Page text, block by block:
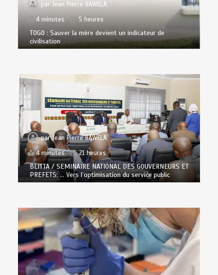
parJean Pierre BAWELA
4 minutes
5 heures
TOGO : Sauver la mère devient un indicateur de
civilisation
parJean Pierre BAWELA
4 minutes
21 heures
BLITTA / SEMINAIRE NATIONAL DES GOUVERNEURS ET
PREFETS: … Vers l’optimisation du service public